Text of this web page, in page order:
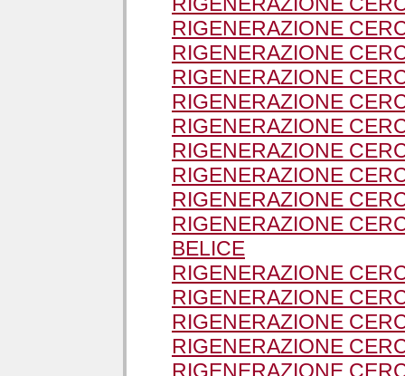
RIGENERAZIONE
RIGENERAZIONE
RIGENERAZIONE
RIGENERAZIONE
RIGENERAZIONE
RIGENERAZIONE
RIGENERAZIONE
RIGENERAZIONE
RIGENERAZIONE
BELICE
RIGENERAZIONE
RIGENERAZIONE
RIGENERAZIONE
RIGENERAZIONE
RIGENERAZIONE